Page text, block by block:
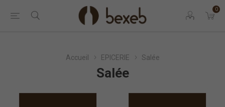
0
Accueil EPICERIE Salée
Salée